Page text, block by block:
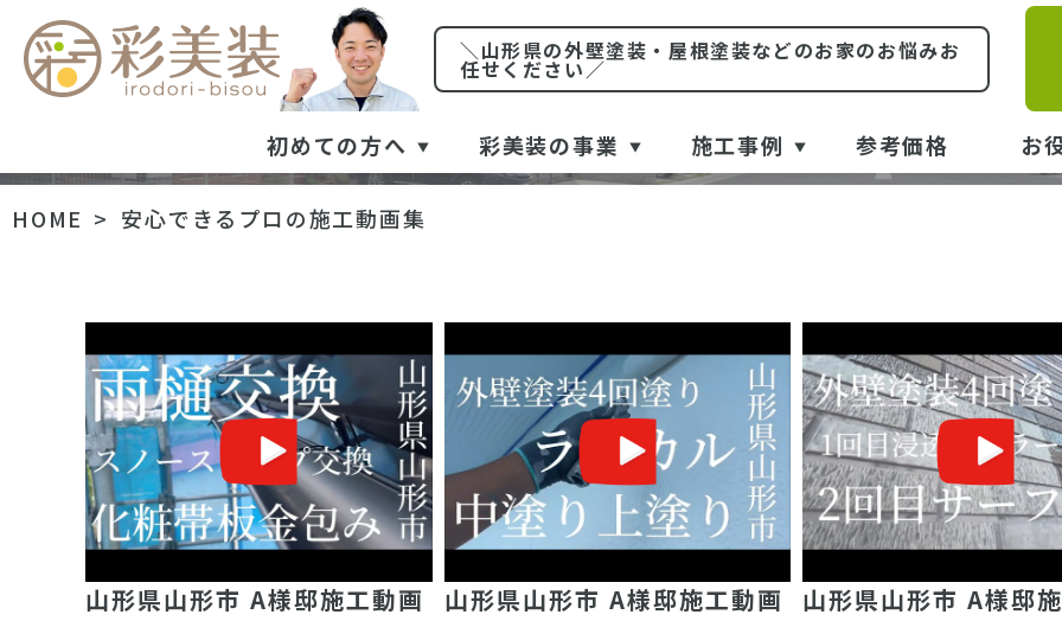
＼山形県の外壁塗装・屋根塗装などのお家のお悩みお
任せください／
初めての方へ 彩美装の事業 施工事例 参考価格 お
安心できるプロの施工動
MOVIE
HOME 安心できるプロの施工動画集
山形県山形市 A様邸施工動画
山形県山形市 A様邸施工動画
山形県山形市 A様邸